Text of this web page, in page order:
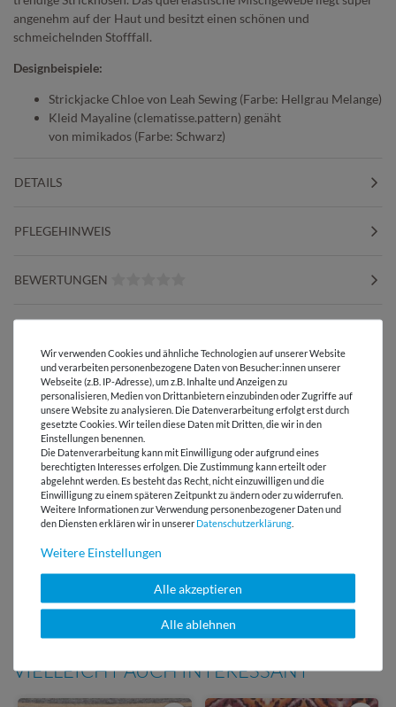
angenehm auf der Haut und besitzt einen schönen und
schmeichelnden Stofffall.
Designbeispiele:
Strickjacke Chloe von Leah Sewing (Farbe: Hellgrau Melange)
Kleid Mayaline (clematisse.pattern) genäht
von mimikados (Farbe: Schwarz)
DETAILS
PFLEGEHINWEIS
BEWERTUNGEN
Versandkostenfrei ab 60 € -
Lieferung mit DHL
E-Mail Kundenservice
Antwort in 24h
Über 98% positive
Über 110 Gratis
Schnittmuster für Dich
VIELLEICHT AUCH INTERESSANT
Wir verwenden Cookies und ähnliche Technologien auf unserer Website
und verarbeiten personenbezogene Daten von Besucher:innen unserer
Webseite (z.B. IP-Adresse), um z.B. Inhalte und Anzeigen zu
personalisieren, Medien von Drittanbietern einzubinden oder Zugriffe auf
unsere Website zu analysieren. Die Datenverarbeitung erfolgt erst durch
gesetzte Cookies. Wir teilen diese Daten mit Dritten, die wir in den
Einstellungen benennen.
Die Datenverarbeitung kann mit Einwilligung oder aufgrund eines
berechtigten Interesses erfolgen. Die Zustimmung kann erteilt oder
abgelehnt werden. Es besteht das Recht, nicht einzuwilligen und die
Einwilligung zu einem späteren Zeitpunkt zu ändern oder zu widerrufen.
Weitere Informationen zur Verwendung personenbezogener Daten und
den Diensten erklären wir in unserer Daten­schutz­erklärung
Weitere Einstellungen
Alle akzeptieren
Alle ablehnen